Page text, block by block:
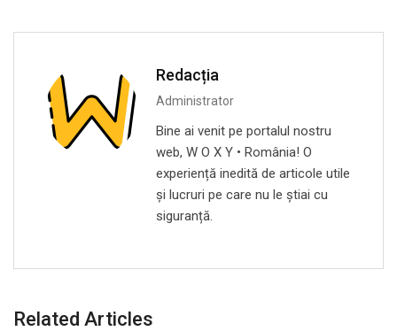
Redacția
Administrator
Bine ai venit pe portalul nostru
web, W O X Y • România! O
experiență inedită de articole utile
și lucruri pe care nu le știai cu
siguranță.
Related Articles